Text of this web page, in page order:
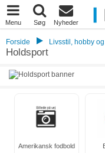
Menu Søg Nyheder
Forside Livsstil, hobby og
Holdsport
Amerikansk fodbold